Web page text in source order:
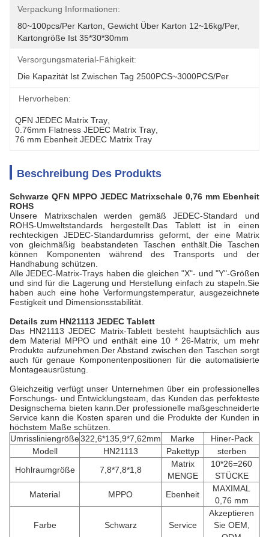
Verpackung Informationen:
80~100pcs/per Karton, Gewicht Über Karton 12~16kg/per,
Kartongröße Ist 35*30*30mm
Versorgungsmaterial-Fähigkeit:
Die Kapazität Ist Zwischen Tag 2500PCS~3000PCS/per
Hervorheben:
QFN JEDEC Matrix Tray
0.76mm Flatness JEDEC Matrix Tray
76 mm Ebenheit JEDEC Matrix Tray
Beschreibung Des Produkts
Schwarze QFN MPPO JEDEC Matrixschale 0,76 mm Ebenheit
ROHS
Unsere Matrixschalen werden gemäß JEDEC-Standard und
ROHS-Umweltstandards hergestellt.Das Tablett ist in einen
rechteckigen JEDEC-Standardumriss geformt, der eine Matrix
von gleichmäßig beabstandeten Taschen enthält.Die Taschen
können Komponenten während des Transports und der
Handhabung schützen.
Alle JEDEC-Matrix-Trays haben die gleichen "X"- und "Y"-Größen
und sind für die Lagerung und Herstellung einfach zu stapeln.Sie
haben auch eine hohe Verformungstemperatur, ausgezeichnete
Festigkeit und Dimensionsstabilität.
Details zum HN21113 JEDEC Tablett
Das HN21113 JEDEC Matrix-Tablett besteht hauptsächlich aus
dem Material MPPO und enthält eine 10 * 26-Matrix, um mehr
Produkte aufzunehmen.Der Abstand zwischen den Taschen sorgt
auch für genaue Komponentenpositionen für die automatisierte
Montageausrüstung.
Gleichzeitig verfügt unser Unternehmen über ein professionelles
Forschungs- und Entwicklungsteam, das Kunden das perfekteste
Designschema bieten kann.Der professionelle maßgeschneiderte
Service kann die Kosten sparen und die Produkte der Kunden in
höchstem Maße schützen.
Umrissliniengröße322,6*135,9*7,62mm Marke
Hiner-Pack
Modell
HN21113 Pakettyp
sterben
Hohlraumgröße
7,8*7,8*1,8
Matrix
MENGE
10*26=260
STÜCKE
Material
MPPO Ebenheit
MAXIMAL
0,76 mm
Farbe Schwarz Service
Akzeptieren
Sie OEM,